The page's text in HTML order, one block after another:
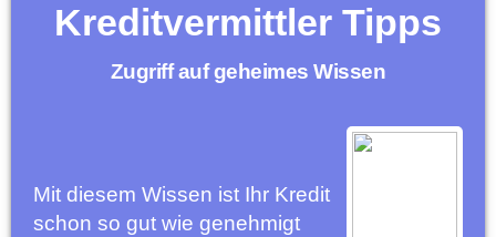
Kreditvermittler Tipps
Zugriff auf geheimes Wissen
Mit diesem Wissen ist Ihr Kredit
schon so gut wie genehmigt